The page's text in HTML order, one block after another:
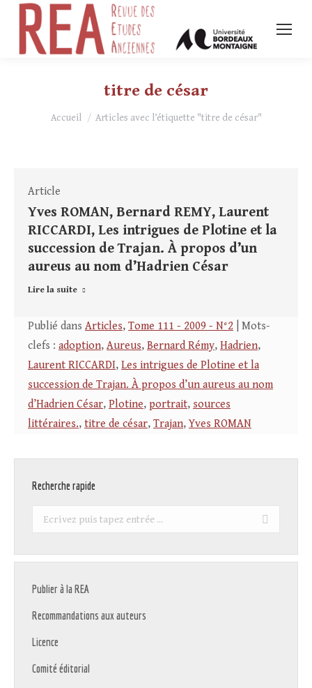
titre de césar
Vous êtes ici :
Accueil Articles avec l’étiquette "titre de césar"
Article
Yves ROMAN, Bernard REMY, Laurent
RICCARDI, Les intrigues de Plotine et la
succession de Trajan. À propos d’un
aureus au nom d’Hadrien César
Lire la suite
Publié dans Articles, Tome 111 - 2009 - N°2 | Mots-
clefs : adoption, Aureus, Bernard Rémy, Hadrien,
Laurent RICCARDI, Les intrigues de Plotine et la
succession de Trajan. À propos d’un aureus au nom
d’Hadrien César, Plotine, portrait, sources
littéraires., titre de césar, Trajan,Yves ROMAN
Recherche rapide
Recherche
Publier à la REA
Recommandations aux auteurs
Licence
Comité éditorial